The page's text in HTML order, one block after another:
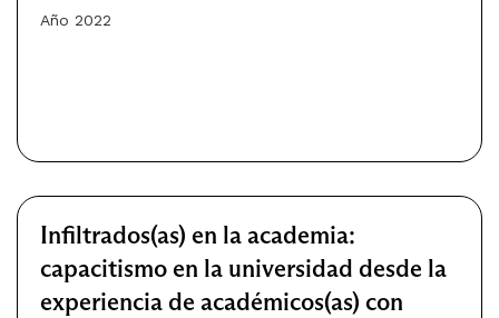
Año 2022
Infiltrados(as) en la academia:
capacitismo en la universidad desde la
experiencia de académicos(as) con